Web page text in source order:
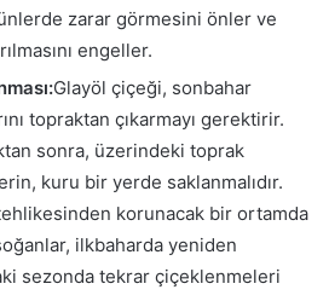
zarar görmesini önler ve
engeller.
Glayöl çiçeği, sonbahar
topraktan çıkarmayı gerektirir.
sonra, üzerindeki toprak
kuru bir yerde saklanmalıdır.
korunacak bir ortamda
ilkbaharda yeniden
sezonda tekrar çiçeklenmeleri